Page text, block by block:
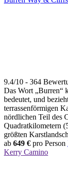
9.4/10 - 364
Das Wort „Burren“
bedeutet, und
terrassenförmigen
nördlichen Teil des
Quadratkilometern
größten
ab 649 € pro Person
Kerry Camino